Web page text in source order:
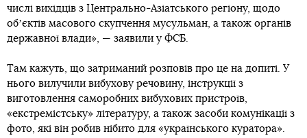
числі вихідців з Центрально-Азіатського регіону, щодо
обʼєктів масового скупчення мусульман, а також органів
державної влади», — заявили у ФСБ.
Там кажуть, що затриманий розповів про це на допиті. У
нього вилучили вибухову речовину, інструкції з
виготовлення саморобних вибухових пристроїв,
«екстремістську» літературу, а також засоби комунікації з
фото, які він робив нібито для «українського куратора».